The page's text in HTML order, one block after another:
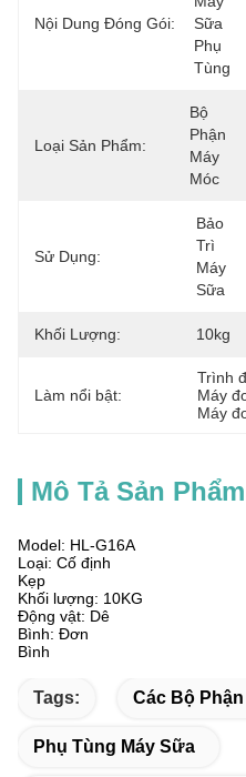
Nội Dung Đóng Gói:
Sữa
Phụ
Tùng
Loại Sản Phẩm:
Bộ
Phận
Máy
Móc
Sử Dụng:
Bảo
Trì
Máy
Sữa
Khối Lượng: 10kg
Làm nổi bật:
Trình
Máy
Máy
Mô Tả Sản Phẩm
Model: HL-G16A
Loại: Cố định
Kẹp
Khối lượng: 10KG
Động vật: Dê
Bình: Đơn
Bình
Tags: Các Bộ
Phụ Tùng Máy Sữa